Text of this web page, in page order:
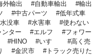
外輸出 自動車輸出
輸出
中古パーツ
低年式車
水没車 水害車
使わない
ンター エルフ
フォワー
HINO いすゞ
高く売
金沢市
トラック売りた